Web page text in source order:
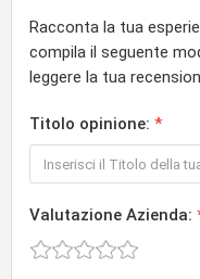
Racconta la tua
compila il seguente
leggere la tua
Titolo opinione:
Valutazione Azienda: